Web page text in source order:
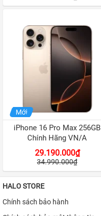
iPhone 12 Pro Max
iPhone 12 Pro
iPhone 11 Pro Max
iPhone 11 Pro
iPhone 11
iPhone XS Max
iPhone XS
Mới
iPhone 16 Pro Max 256GB
Chính Hãng VN/A
29.190.000₫
34.990.000₫
HALO STORE
Chính sách bảo hành